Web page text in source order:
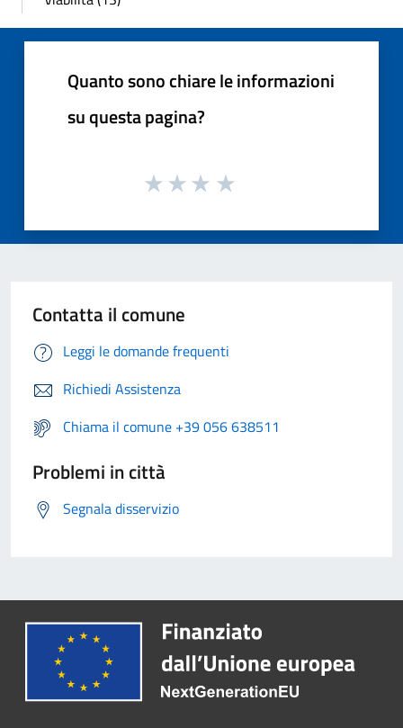
Quanto sono chiare le informazioni
su questa pagina?
Contatta il comune
Leggi le domande frequenti
Richiedi Assistenza
Chiama il comune +39 056 638511
Problemi in città
Segnala disservizio